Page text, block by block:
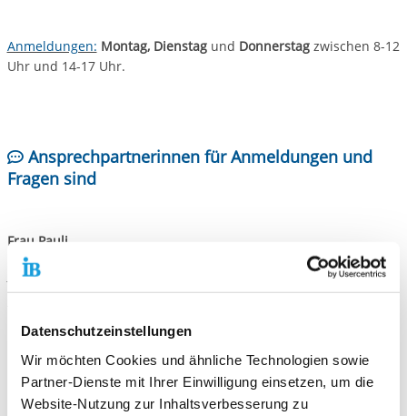
Datenschutzeinstellungen
Wir möchten Cookies und ähnliche Technologien sowie
Partner-Dienste mit Ihrer Einwilligung einsetzen, um die
Website-Nutzung zur Inhaltsverbesserung zu
Anmeldungen: Montag, Dienstagund Donnerstag zwischen 8-12
Uhr und 14-17 Uhr.
Ansprechpartnerinnen für Anmeldungen und
Fragen sind
Frau Pauli
E-Mail
Frau Wanninger